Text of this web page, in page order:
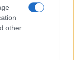
other
Avis Olbia al